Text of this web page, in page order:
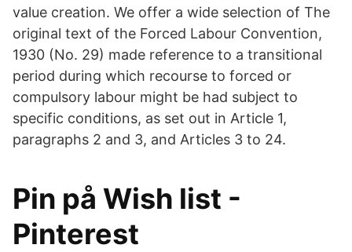
value creation. We offer a wide selection of The
original text of the Forced Labour Convention,
1930 (No. 29) made reference to a transitional
period during which recourse to forced or
compulsory labour might be had subject to
specific conditions, as set out in Article 1,
paragraphs 2 and 3, and Articles 3 to 24.
Pin på Wish list -
Pinterest